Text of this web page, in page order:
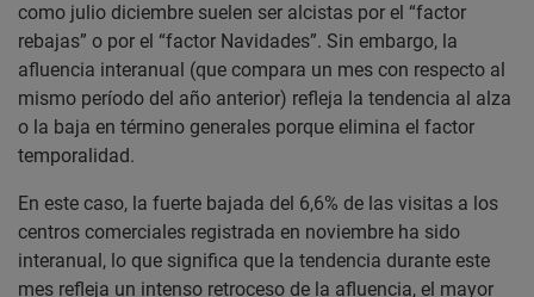
como julio diciembre suelen ser alcistas por el “factor
rebajas” o por el “factor Navidades”. Sin embargo, la
afluencia interanual (que compara un mes con respecto al
mismo período del año anterior) refleja la tendencia al alza
o la baja en término generales porque elimina el factor
temporalidad.
En este caso, la fuerte bajada del 6,6% de las visitas a los
centros comerciales registrada en noviembre ha sido
interanual, lo que significa que la tendencia durante este
mes refleja un intenso retroceso de la afluencia, el mayor